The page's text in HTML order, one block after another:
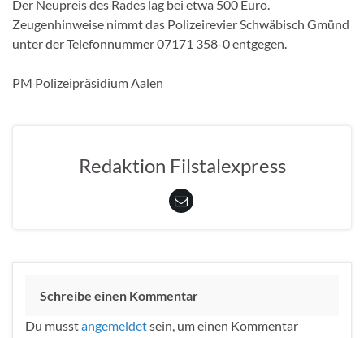
Der Neupreis des Rades lag bei etwa 500 Euro.
Zeugenhinweise nimmt das Polizeirevier Schwäbisch Gmünd
unter der Telefonnummer 07171 358-0 entgegen.
PM Polizeipräsidium Aalen
Redaktion Filstalexpress
Schreibe einen Kommentar
Du musstangemeldetsein, um einen Kommentar